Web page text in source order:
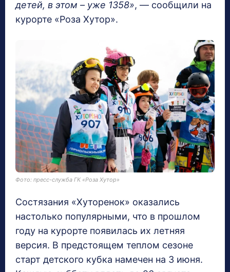
детей, в этом – уже 1358», — сообщили на
курорте «Роза Хутор».
Фото: пресс-служба ГК «Роза Хутор»
Состязания «Хуторенок» оказались
настолько популярными, что в прошлом
году на курорте появилась их летняя
версия. В предстоящем теплом сезоне
старт детского кубка намечен на 3 июня.